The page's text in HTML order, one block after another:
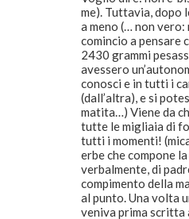
me). Tuttavia, dopo
a meno (… non vero:
comincio a pensare
2430 grammi
avessero
conosci e in tutti i
(dall’altra), e si
matita…) Viene da
tutte le migliaia di
tutti i momenti!
erbe che compone
verbalmente, di
compimento della
al punto. Una volta
veniva prima scritta